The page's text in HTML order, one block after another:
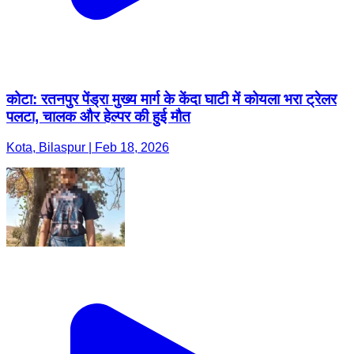
कोटा: रतनपुर पेंड्रा मुख्य मार्ग के केंदा घाटी में कोयला भरा ट्रेलर
पलटा, चालक और हेल्पर की हुई मौत
Kota, Bilaspur | Feb 18, 2026